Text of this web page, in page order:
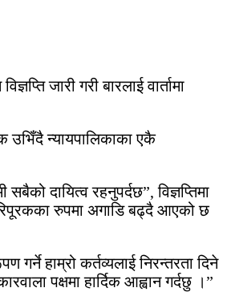
जारी गरी बारलाई वार्तामा
उभिँदै न्यायपालिकाका एकै
दायित्व रहनुपर्दछ”, विज्ञप्तिमा
रुपमा अगाडि बढ्दै आएको छ
गर्ने हाम्रो कर्तव्यलाई निरन्तरता दिने
पक्षमा हार्दिक आह्वान गर्दछु ।”